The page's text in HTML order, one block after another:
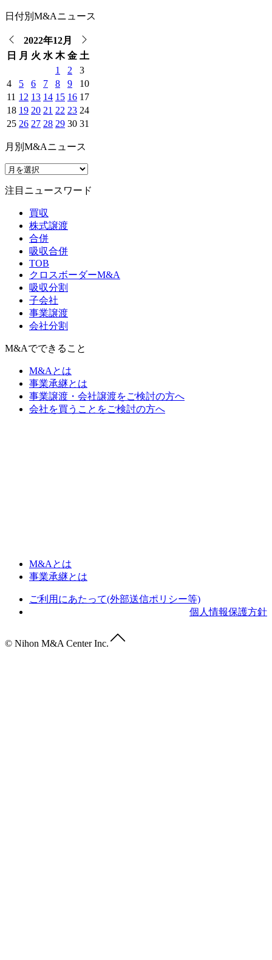
日付別M&Aニュース
2022年12月
日
月 火 水 木 金 土
1
2
3
4
5 6 7 8 9
10
11 12 13 14 15 16 17
18 19 20 21 22 23 24
25 26 27 28 29 30 31
月別M&Aニュース
注目ニュースワード
買収
株式譲渡
合併
吸収合併
TOB
クロスボーダーM&A
吸収分割
子会社
事業譲渡
会社分割
M&Aでできること
M&Aとは
事業承継とは
事業譲渡・会社譲渡をご検討の方へ
会社を買うことをご検討の方へ
M&Aとは
事業承継とは
ご利用にあたって(外部送信ポリシー等)
個人情報保護方針
© Nihon M&A Center Inc.